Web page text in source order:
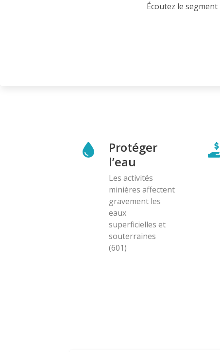
Écoutez le segment
Protéger
l’eau
Les activités
minières affectent
gravement les
eaux
superficielles et
souterraines
(601)